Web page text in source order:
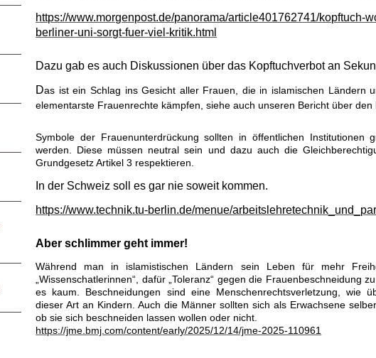
https://www.morgenpost.de/panorama/article401762741/kopftuch-
berliner-uni-sorgt-fuer-viel-kritik.html
Dazu gab es auch Diskussionen über das Kopftuchverbot an
Das ist ein Schlag ins Gesicht aller Frauen, die in islamischen Ländern
elementarste Frauenrechte kämpfen, siehe auch unseren Bericht über den
Symbole der Frauenunterdrückung sollten in öffentlichen Institutionen
werden. Diese müssen neutral sein und dazu auch die
Grundgesetz Artikel 3 respektieren.
In der Schweiz soll es gar nie soweit kommen.
https://www.technik.tu-berlin.de/menue/
Aber schlimmer geht immer!
Während man in islamistischen Ländern sein Leben für mehr
„Wissenschatlerinnen“, dafür „Toleranz“ gegen die Frauenbeschneidung
es kaum. Beschneidungen sind eine Menschenrechtsverletzung, wie
dieser Art an Kindern. Auch die Männer sollten sich als Erwachsene
ob sie sich beschneiden lassen wollen oder nicht.
https://jme.bmj.com/content/early/2025/12/14/jme-2025-110961